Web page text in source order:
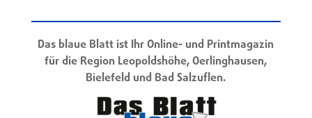
Das blaue Blatt ist Ihr Online- und Printmagazin
für die Region Leopoldshöhe, Oerlinghausen,
Bielefeld und Bad Salzuflen.